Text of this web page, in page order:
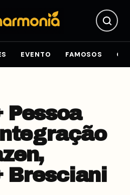
EVENTO FAMOSOS
Pessoa
Bresciani